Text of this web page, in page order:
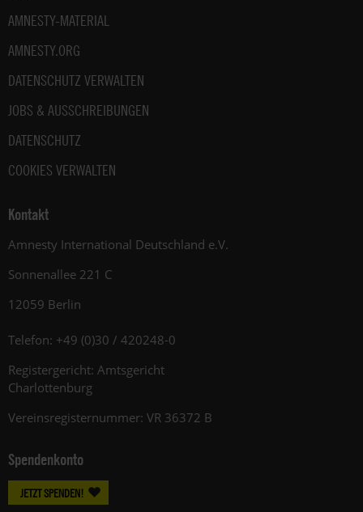
AMNESTY-MATERIAL
AMNESTY.ORG
DATENSCHUTZ VERWALTEN
JOBS & AUSSCHREIBUNGEN
DATENSCHUTZ
COOKIES VERWALTEN
Kontakt
Amnesty International Deutschland e.V.
Sonnenallee 221 C
12059 Berlin
Telefon: +49 (0)30 / 420248-0
Registergericht: Amtsgericht
Charlottenburg
Vereinsregisternummer: VR 36372 B
Spendenkonto
JETZT SPENDEN!